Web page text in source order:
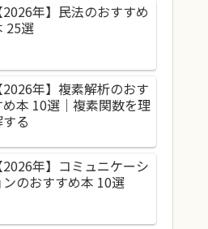
2026年】民法のおすすめ
25選
2026年】複素解析のおす
め本 10選｜複素関数を理
る
2026年】コミュニケーシ
ンのおすすめ本 10選